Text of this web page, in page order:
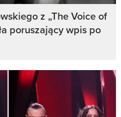
z „The Voice of
poruszający wpis po